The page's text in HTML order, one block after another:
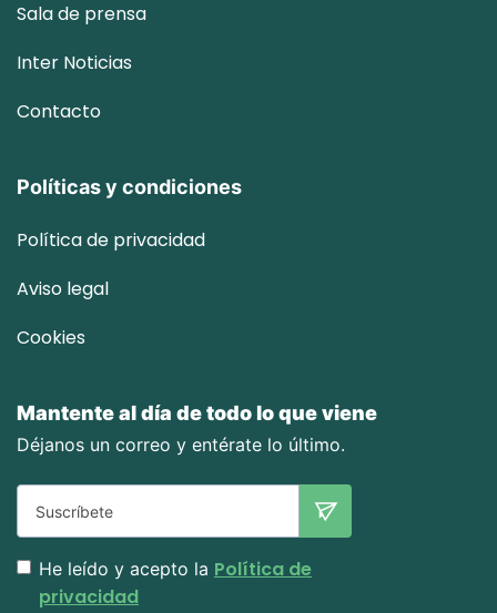
Sala de prensa
Inter Noticias
Contacto
Políticas y condiciones
Política de privacidad
Aviso legal
Cookies
Mantente al día de todo lo que viene
Déjanos un correo y entérate lo último.
He leído y acepto la Política de
privacidad